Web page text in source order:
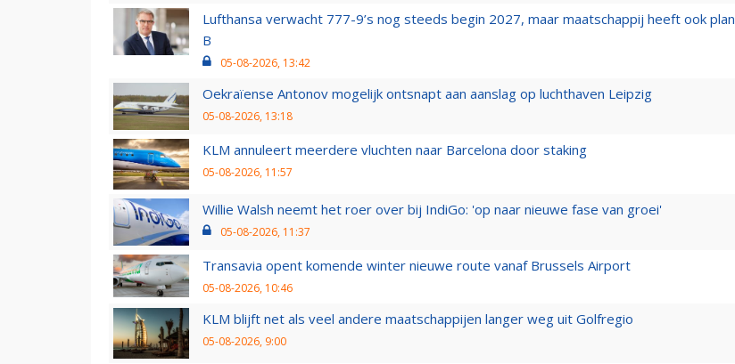
Lufthansa verwacht 777-9’s nog steeds begin 2027, maar maatschappij heeft ook plan
B
05-08-2026, 13:42
Oekraïense Antonov mogelijk ontsnapt aan aanslag op luchthaven Leipzig
05-08-2026, 13:18
KLM annuleert meerdere vluchten naar Barcelona door staking
05-08-2026, 11:57
Willie Walsh neemt het roer over bij IndiGo: 'op naar nieuwe fase van groei'
05-08-2026, 11:37
Transavia opent komende winter nieuwe route vanaf Brussels Airport
05-08-2026, 10:46
KLM blijft net als veel andere maatschappijen langer weg uit Golfregio
05-08-2026, 9:00